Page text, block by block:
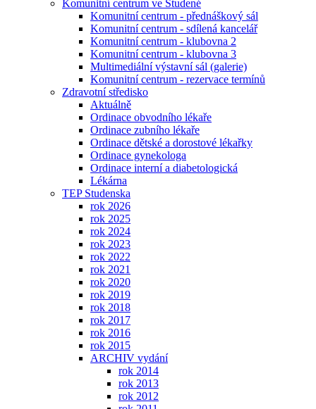
Komunitní centrum ve Studené
Komunitní centrum - přednáškový sál
Komunitní centrum - sdílená kancelář
Komunitní centrum - klubovna 2
Komunitní centrum - klubovna 3
Multimediální výstavní sál (galerie)
Komunitní centrum - rezervace termínů
Zdravotní středisko
Aktuálně
Ordinace obvodního lékaře
Ordinace zubního lékaře
Ordinace dětské a dorostové lékařky
Ordinace gynekologa
Ordinace interní a diabetologická
Lékárna
TEP Studenska
rok 2026
rok 2025
rok 2024
rok 2023
rok 2022
rok 2021
rok 2020
rok 2019
rok 2018
rok 2017
rok 2016
rok 2015
ARCHIV vydání
rok 2014
rok 2013
rok 2012